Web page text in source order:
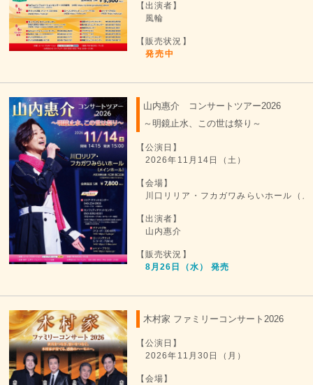
【出演者】
風輪
【販売状況】
発売中
山内惠介 コンサートツアー2026
～明鏡止水、この世は祭り～
【公演日】
2026年11月14日（土）
【会場】
川口リリア・フカガワみらいホール（
【出演者】
山内惠介
【販売状況】
8月26日（水） 発売
木村家 ファミリーコンサート2026
【公演日】
2026年11月30日（月）
【会場】